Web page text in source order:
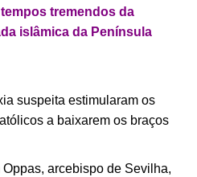
tremendos da
islâmica da Península
suspeita estimularam os
a baixarem os braços
arcebispo de Sevilha,